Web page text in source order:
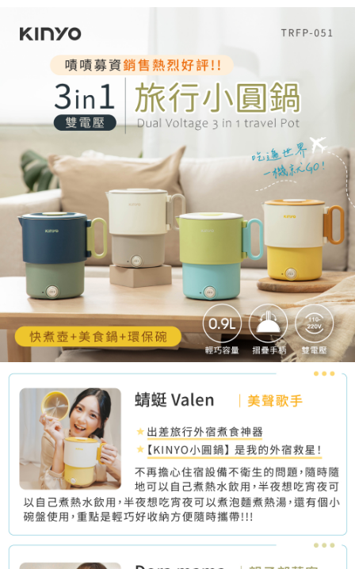
由本公司與您本人進行分期帳單所需資料之確認、核對及更正。
【注意事項】
１．透過由恩沛科技股份有限公司提供之「AFTEE先享後付」服務完成之交
易，需依本服務之必要範圍內提供個人資料，並將交易相關給付款項請求債
權轉讓予恩沛科技股份有限公司。
２．關於個人資料處理事宜，請瀏覽以下網址：
https://aftee.tw/terms/#terms3
３．未成年的使用者請事先徵得法定代理人或監護人之同意方可使用
「AFTEE先享後付」，若未經同意申辦者引起之損失，本公司不負相關責
任。
４．使用「AFTEE先享後付」時，將依據個別帳號之用戶狀況，依本公司即
時審查核予不同之上限額度；若仍有額度不足之情形，本公司將視審查結果
請求用戶進行身份認證。
５．嚴禁一人註冊多個帳號或使用他人資訊註冊。若發現惡意使用之情形，
恩沛科技股份有限公司將有權停止該用戶之使用額度並採取法律行動。
請自備購物袋，若需購買紙袋可現場詢問
免運費